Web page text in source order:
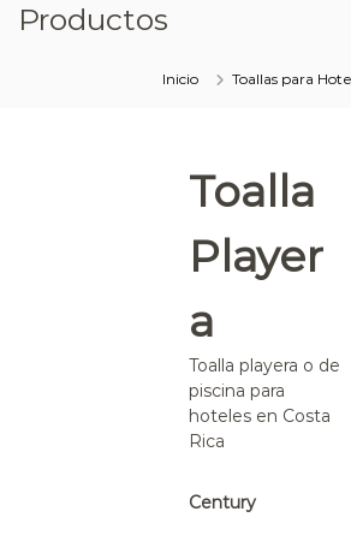
Productos
Inicio Toallas para
Toalla
Player
a
Toalla playera o de
piscina para
hoteles en Costa
Rica
Century